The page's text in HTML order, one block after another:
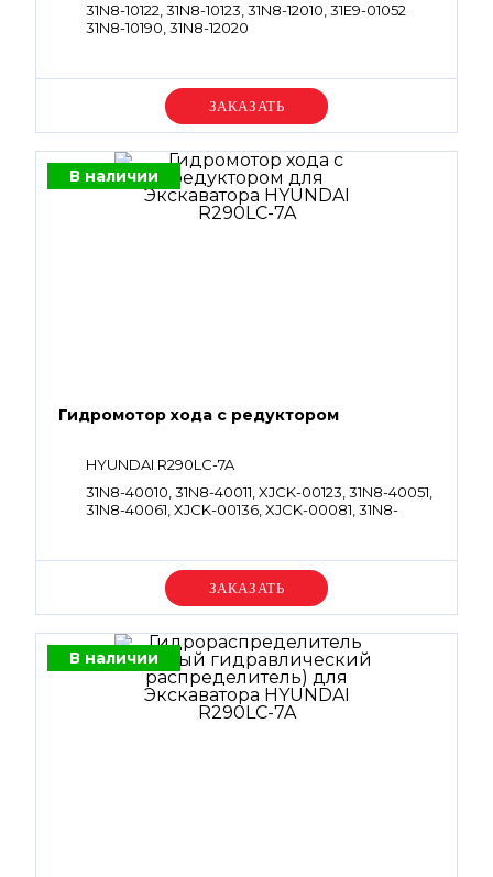
31N8-10122, 31N8-10123, 31N8-12010, 31E9-01052
31N8-10190, 31N8-12020
Уточняйте цену
В наличии
Гидромотор хода с редуктором
HYUNDAI R290LC-7A
31N8-40010, 31N8-40011, XJCK-00123, 31N8-40051,
31N8-40061, XJCK-00136, XJCK-00081, 31N8-
Уточняйте цену
В наличии